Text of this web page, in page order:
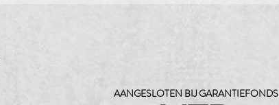
AANGESLOTEN BIJ GARANTIEFONDS